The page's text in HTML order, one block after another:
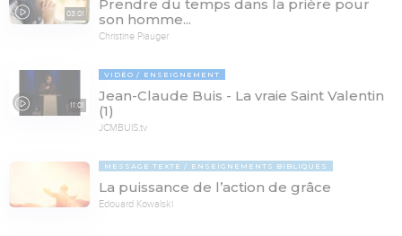
03:01
Prendre du temps dans la prière pour
son homme...
Christine Piauger
11:01
VIDÉO ENSEIGNEMENT
Jean-Claude Buis - La vraie Saint Valentin
(1)
JCMBUIS.tv
MESSAGE TEXTE ENSEIGNEMENTS BIBLIQUES
La puissance de l’action de grâce
Edouard Kowalski